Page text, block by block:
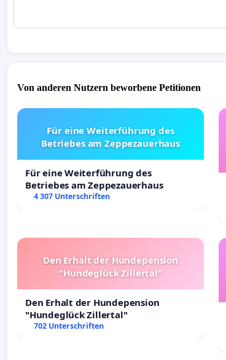
Von anderen Nutzern beworbene Petitionen
Für eine Weiterführung des
Betriebes am Zeppezauerhaus
Für eine Weiterführung des
Betriebes am Zeppezauerhaus
4 307 Unterschriften
Den Erhalt der Hundepension
"Hundeglück Zillertal"
Den Erhalt der Hundepension
"Hundeglück Zillertal"
702 Unterschriften